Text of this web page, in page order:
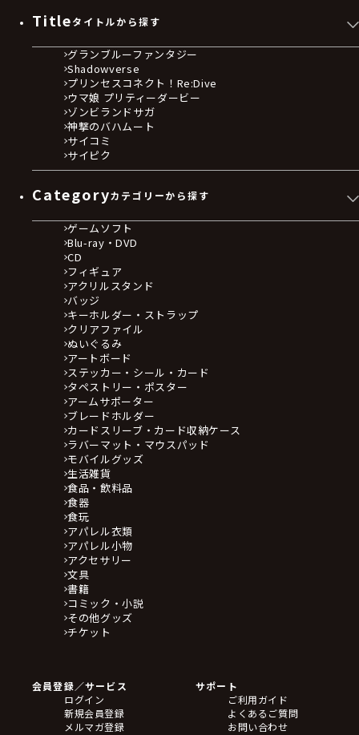
Titleタイトルから探す
グランブルーファンタジー
Shadowverse
プリンセスコネクト！Re:Dive
ウマ娘 プリティーダービー
ゾンビランドサガ
神撃のバハムート
サイコミ
サイピク
Categoryカテゴリーから探す
ゲームソフト
Blu-ray・DVD
CD
フィギュア
アクリルスタンド
バッジ
キーホルダー・ストラップ
クリアファイル
ぬいぐるみ
アートボード
ステッカー・シール・カード
タペストリー・ポスター
アームサポーター
ブレードホルダー
カードスリーブ・カード収納ケース
ラバーマット・マウスパッド
モバイルグッズ
生活雑貨
食品・飲料品
食器
食玩
アパレル衣類
アパレル小物
アクセサリー
文具
書籍
コミック・小説
その他グッズ
チケット
会員登録／サービス
ログイン
新規会員登録
メルマガ登録
サポート
ご利用ガイド
よくあるご質問
お問い合わせ